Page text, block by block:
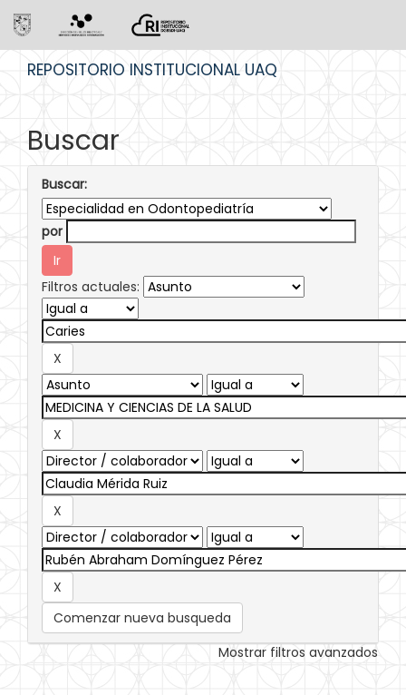
REPOSITORIO INSTITUCIONAL UAQ
Buscar
Buscar:
por
Filtros actuales:
Comenzar nueva busqueda
Mostrar filtros avanzados